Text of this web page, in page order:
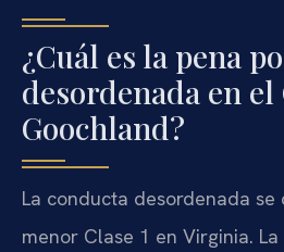
¿Cuál es la pena
desordenada en
Goochland?
La conducta desordenada
menor Clase 1 en Virginia.